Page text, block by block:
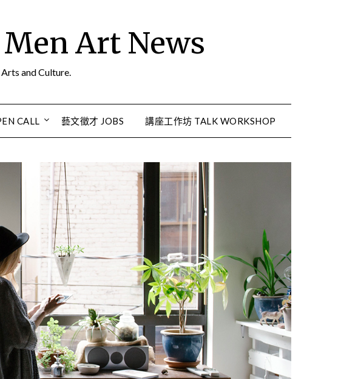
Men Art News
and Culture.
CALL 藝文徵才 JOBS 講座工作坊 TALK WORKSHOP